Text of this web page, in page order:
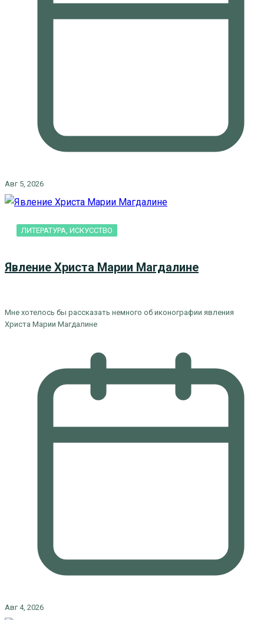
Авг 5, 2026
ЛИТЕРАТУРА, ИСКУCСТВО
Явление Христа Марии Магдалине
Мне хотелось бы рассказать немного об иконографии явления
Христа Марии Магдалине
Авг 4, 2026